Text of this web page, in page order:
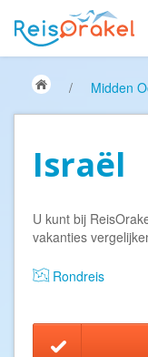
/ Midden
Israël
U kunt bij
vakanties
Rondreis